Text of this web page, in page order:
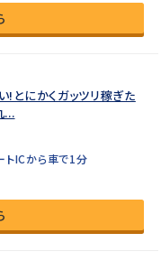
!とにかくガッツリ稼ぎた
...
ICから車で1分